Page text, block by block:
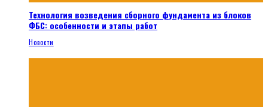
Технология возведения сборного фундамента из блоков
ФБС: особенности и этапы работ
Новости